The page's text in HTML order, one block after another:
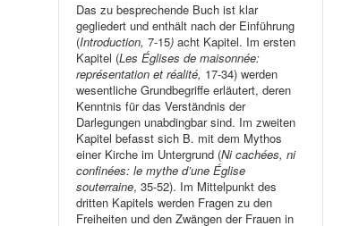
Das zu besprechende Buch ist klar
gegliedert und enthält nach der Einführung
(Introduction,7-15)acht Kapitel. Im ersten
Kapitel (Les Églises de maisonnée:
représentation et réalité, 17-34) werden
wesentliche Grundbegriffe erläutert, deren
Kenntnis für das Verständnis der
Darlegungen unabdingbar sind. Im zweiten
Kapitel befasst sich B. mit dem Mythos
einer Kirche im Untergrund (Ni cachées, ni
confinées: le mythe d’une Église
souterraine, 35-52). Im Mittelpunkt des
dritten Kapitels werden Fragen zu den
Freiheiten und den Zwängen der Frauen in